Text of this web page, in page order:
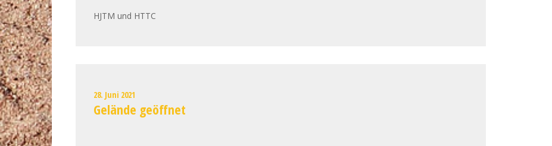
HJTM und HTTC
28. Juni 2021
Gelände geöffnet